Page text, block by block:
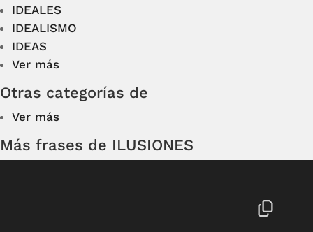
IDEALES
IDEALISMO
IDEAS
Ver más
Otras categorías de
Ver más
Más frases de ILUSIONES